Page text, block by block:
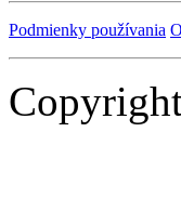
Podmienky používania